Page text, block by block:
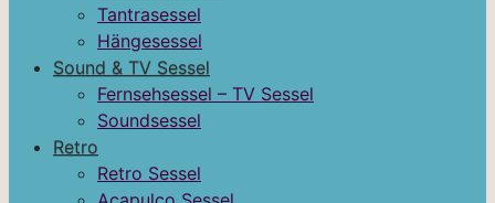
Tantrasessel
Hängesessel
Sound & TV Sessel
Fernsehsessel – TV Sessel
Soundsessel
Retro
Retro Sessel